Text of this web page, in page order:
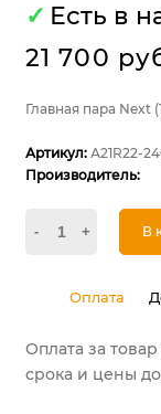
✓ Есть в
21 700
Главная пара Next
Артикул: А21R22-
Производитель:
- + В
Оплата
Оплата за
срока и цены